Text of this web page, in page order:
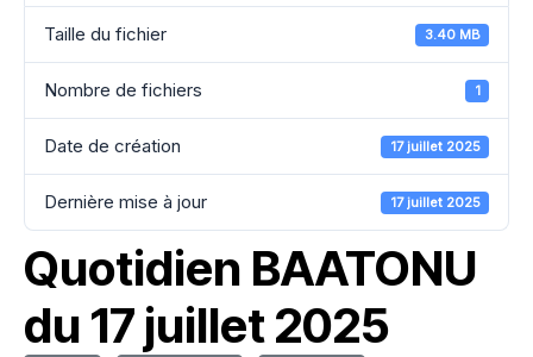
Taille du fichier 3.40 MB
Nombre de fichiers 1
Date de création 17 juillet 2025
Dernière mise à jour 17 juillet 2025
Quotidien BAATONU
du 17 juillet 2025